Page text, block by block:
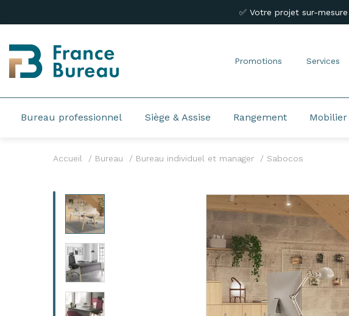
✅ Votre projet sur-
Promotions Services
Bureau professionnel Siège & Assise Rangement
Accueil Bureau Bureau individuel et manager Sabocos